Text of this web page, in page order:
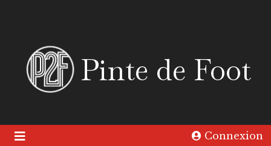
Pinte de Foot
Connexion